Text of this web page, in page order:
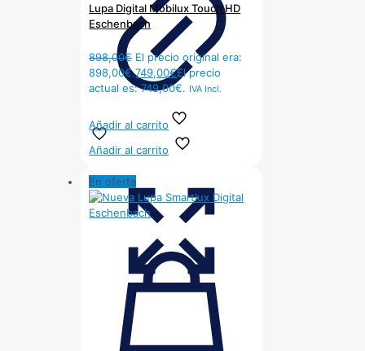
Lupa Digital Mobilux Touch HD
Eschenbach
898,00€ El precio original era:
898,00€.749,00€El precio
actual es: 749,00€. IVA Incl.
Añadir al carrito
Añadir al carrito
En oferta